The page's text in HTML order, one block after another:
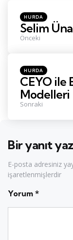
Posted
in
HURDA
Selim
Önceki
Posted
in
HURDA
CEYO ile
Modelleri
Sonraki
Bir yanıt
E-posta adresiniz
işaretlenmişlerdir
Yorum *